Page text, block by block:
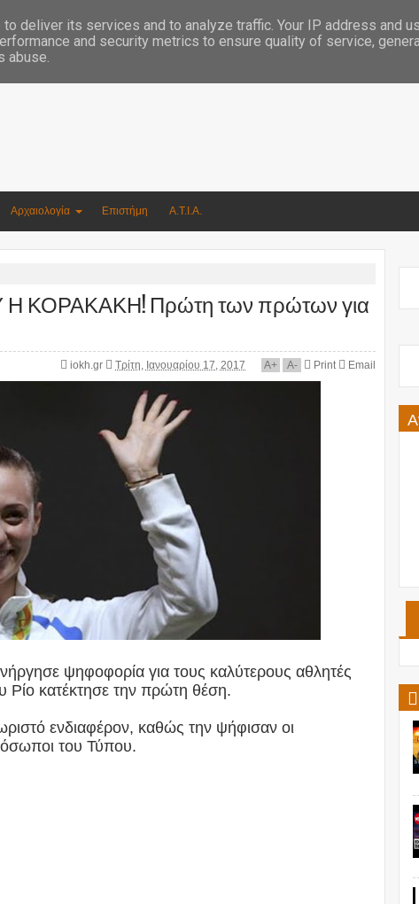
Αρχαιολογία Επιστήμη Α.Τ.Ι.Α.
Πρώτη των πρώτων για
iokh.gr Τρίτη, Ιανουαρίου 17, 2017 A+ A- Print Email
ψηφοφορία για τους καλύτερους αθλητές
Ρίο κατέκτησε την πρώτη θέση.
ενδιαφέρον, καθώς την ψήφισαν οι
του Τύπου.
deliver its services and to analyze traffic. Your IP address and
and security metrics to ensure quality of service,
abuse.